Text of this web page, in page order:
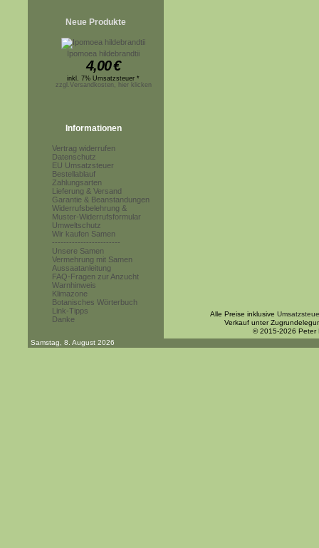
Neue Produkte
Ipomoea hildebrandtii
4,00€
inkl. 7% Umsatzsteuer *
zzgl.Versandkosten, hier klicken
Informationen
Vertrag widerrufen
Datenschutz
EU Umsatzsteuer
Bestellablauf
Zahlungsarten
Lieferung & Versand
Garantie & Beanstandungen
Widerrufsbelehrung &
Muster-Widerrufsformular
Umweltschutz
Wir kaufen Samen
------------------------
Unsere Samen
Vermehrung mit Samen
Aussaatanleitung
FAQ-Fragen zur Anzucht
Warnhinweis
Klimazone
Botanisches Wörterbuch
Link-Tipps
Danke
Alle Preise inklusive
Verkauf unter
© 2015-2026 Peter
Samstag, 8. August 2026